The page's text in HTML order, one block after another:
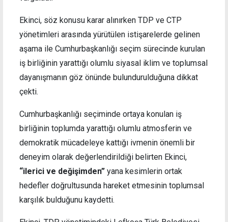
Ekinci, söz konusu karar alınırken TDP ve CTP
yönetimleri arasında yürütülen istişarelerde gelinen
aşama ile Cumhurbaşkanlığı seçim sürecinde kurulan
iş birliğinin yarattığı olumlu siyasal iklim ve toplumsal
dayanışmanın göz önünde bulundurulduğuna dikkat
çekti.
Cumhurbaşkanlığı seçiminde ortaya konulan iş
birliğinin toplumda yarattığı olumlu atmosferin ve
demokratik mücadeleye kattığı ivmenin önemli bir
deneyim olarak değerlendirildiği belirten Ekinci,
“ilerici ve değişimden” yana kesimlerin ortak
hedefler doğrultusunda hareket etmesinin toplumsal
karşılık bulduğunu kaydetti.